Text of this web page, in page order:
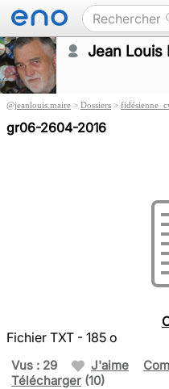
Jean Louis
@jeanlouis.maire > Dossiers >
gr06-2604-2016
Fichier TXT - 185 o
Vus : 29 J'aime
Télécharger (10)